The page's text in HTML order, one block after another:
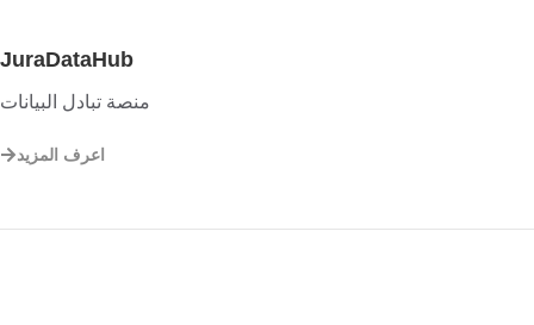
JuraDataHub
منصة تبادل البيانات
اعرف المزيد